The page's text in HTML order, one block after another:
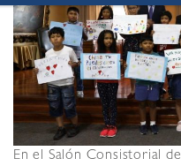
En el Salón Consistorial